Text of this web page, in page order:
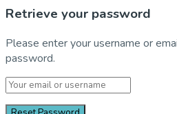
Retrieve your password
Please enter your username or
password.